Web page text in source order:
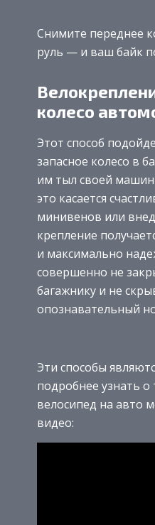
Снимите переднее
руль — и ваш байк
колесо
Этот способ
запасное колесо в
им тыл своей
это касается
минивенов или
крепление
и максимально
совершенно не
багажнику и не
опознавательный
Эти способы
подробнее узнать
велосипед на авто
видео: